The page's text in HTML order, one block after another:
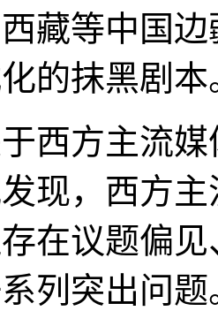
藏等中国
的抹黑剧本
方主流媒
现，西方
在议题偏
列突出问题